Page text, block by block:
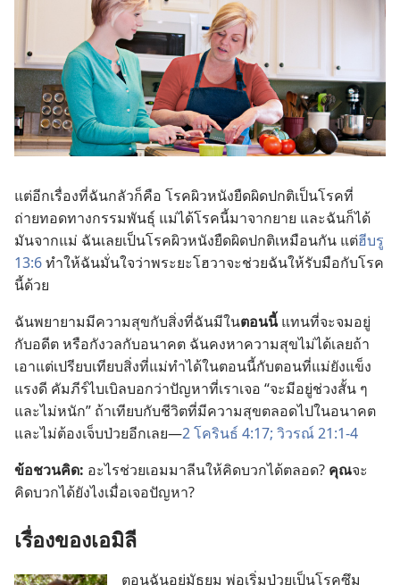
แต่​อีก​เรื่อง​ที่​ฉัน​กลัว​ก็​คือ โรค​ผิวหนัง​ยืด​ผิด​ปกติ​เป็น​โรค​ที่​
ถ่ายทอด​ทาง​กรรมพันธุ์ แม่​ได้​โรค​นี้​มา​จาก​ยาย และ​ฉัน​ก็​ได้​
มัน​จาก​แม่ ฉัน​เลย​เป็น​โรค​ผิวหนัง​ยืด​ผิด​ปกติ​เหมือน​กัน แต่​ฮีบรู
13:6ทำ​ให้​ฉัน​มั่น​ใจ​ว่า​พระ​ยะโฮวา​จะ​ช่วย​ฉัน​ให้​รับมือ​กับ​โรค​
นี้​ด้วย
ฉัน​พยายาม​มี​ความ​สุข​กับ​สิ่ง​ที่​ฉัน​มี​ใน​ตอน​นี้แทน​ที่​จะ​จม​อยู่​
กับ​อดีต หรือ​กังวล​กับ​อนาคต ฉัน​คง​หา​ความ​สุข​ไม่​ได้​เลย​ถ้า​
เอา​แต่​เปรียบ​เทียบ​สิ่ง​ที่​แม่​ทำ​ได้​ใน​ตอน​นี้​กับ​ตอน​ที่​แม่​ยัง​แข็ง
แรง​ดี คัมภีร์​ไบเบิล​บอก​ว่า​ปัญหา​ที่​เรา​เจอ “จะ​มี​อยู่​ช่วง​สั้น ๆ
และ​ไม่​หนัก” ถ้า​เทียบ​กับ​ชีวิต​ที่​มี​ความ​สุข​ตลอด​ไป​ใน​อนาคต​
และ​ไม่​ต้อง​เจ็บ​ป่วย​อีก​เลย—2 โครินธ์ 4:17; วิวรณ์ 21:1-4
ข้อ​ชวน​คิด: อะไร​ช่วย​เอมมาลีน​ให้​คิด​บวก​ได้​ตลอด? คุณ​จะ​
คิด​บวก​ได้​ยัง​ไง​เมื่อ​เจอ​ปัญหา?
เรื่อง​ของ​เอมิลี
ตอน​ฉัน​อยู่​มัธยม พ่อ​เริ่ม​ป่วย​เป็น​โรค​ซึม